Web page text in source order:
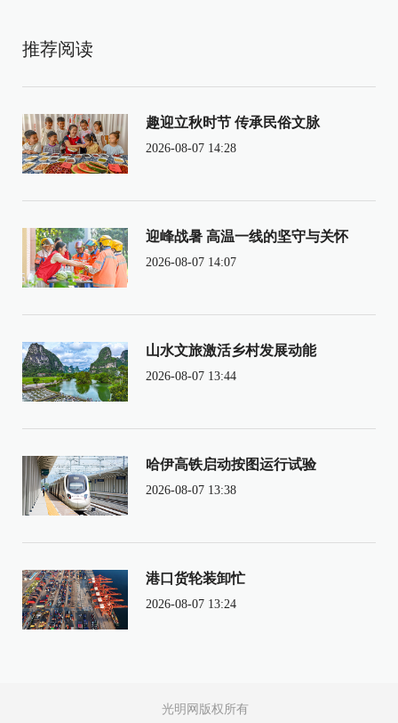
推荐阅读
趣迎立秋时节 传承民俗文脉
2026-08-07 14:28
迎峰战暑 高温一线的坚守与关怀
2026-08-07 14:07
山水文旅激活乡村发展动能
2026-08-07 13:44
哈伊高铁启动按图运行试验
2026-08-07 13:38
港口货轮装卸忙
2026-08-07 13:24
光明网版权所有